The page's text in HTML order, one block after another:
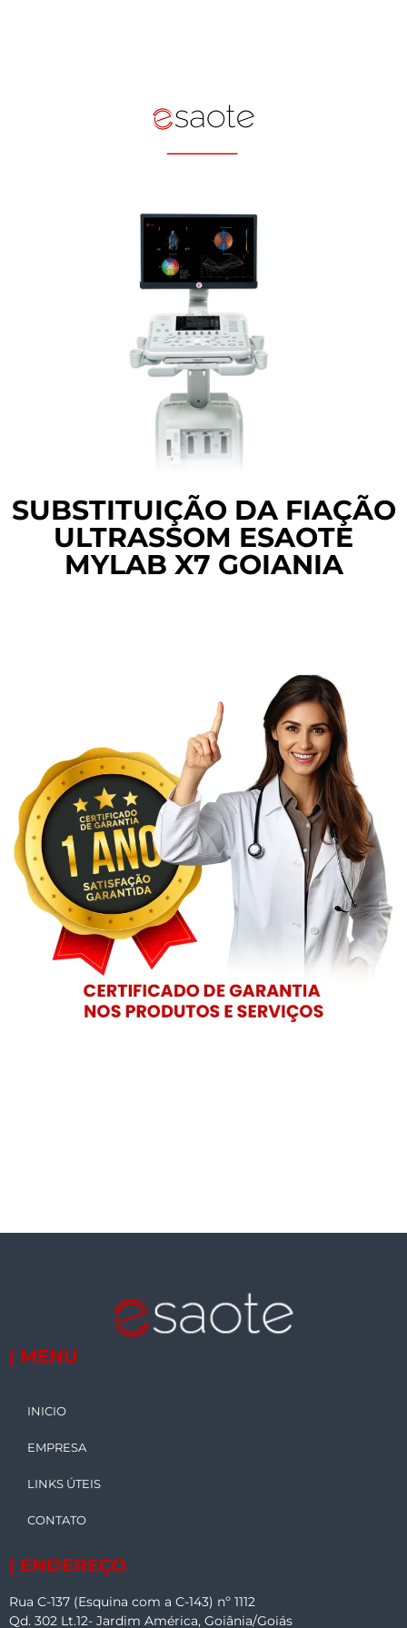
SUBSTITUIÇÃO DA FIAÇÃO
ULTRASSOM ESAOTE
MYLAB X7 GOIANIA
| MENU
INICIO
EMPRESA
LINKS ÚTEIS
CONTATO
| ENDEREÇO
Rua C-137 (Esquina com a C-143) nº 1112
Qd. 302 Lt.12- Jardim América, Goiânia/Goiás